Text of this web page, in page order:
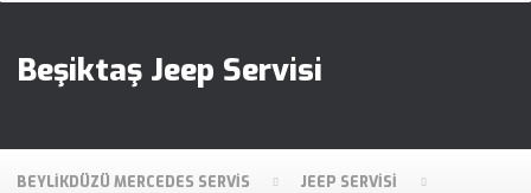
Beşiktaş Jeep Servisi
BEYLIKDÜZÜ MERCEDES SERVIS JEEP SERVISI